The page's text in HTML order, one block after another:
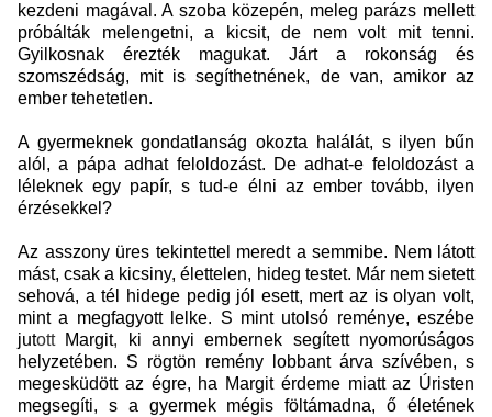
kezdeni magával. A szoba közepén, meleg parázs mellett
próbálták melengetni, a kicsit, de nem volt mit tenni.
Gyilkosnak érezték magukat. Járt a rokonság és
szomszédság, mit is segíthetnének, de van, amikor az
ember tehetetlen.
A gyermeknek gondatlanság okozta halálát, s ilyen bűn
alól, a pápa adhat feloldozást. De adhat-e feloldozást a
léleknek egy papír, s tud-e élni az ember tovább, ilyen
érzésekkel?
Az asszony üres tekintettel meredt a semmibe. Nem látott
mást, csak a kicsiny, élettelen, hideg testet. Már nem sietett
sehová, a tél hidege pedig jól esett, mert az is olyan volt,
mint a megfagyott lelke. S mint utolsó reménye, eszébe
jutott Margit, ki annyi embernek segített nyomorúságos
helyzetében. S rögtön remény lobbant árva szívében, s
megesküdött az égre, ha Margit érdeme miatt az Úristen
megsegíti, s a gyermek mégis föltámadna, ő életének